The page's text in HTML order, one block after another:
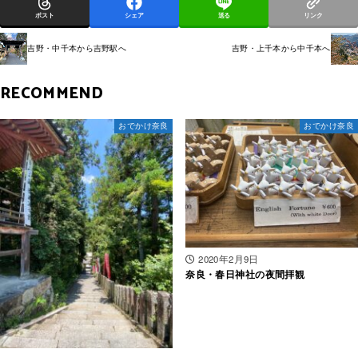
ポスト シェア 送る リンク
吉野・中千本から吉野駅へ 吉野・上千本から中千本へ
RECOMMEND
おでかけ奈良 おでかけ奈良
2020年2月9日
奈良・春日神社の夜間拝観